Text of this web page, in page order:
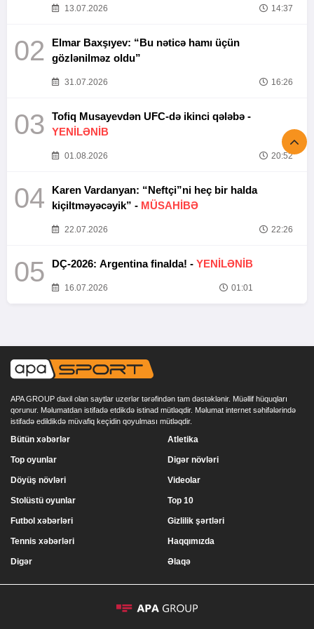
13.07.2026 14:37
02
Elmar Baxşıyev: “Bu nəticə hamı üçün
gözlənilməz oldu”
31.07.2026 16:26
03
Tofiq Musayevdən UFC-də ikinci qələbə -
YENİLƏNİB
01.08.2026 20:52
04
Karen Vardanyan: “Neftçi”ni heç bir halda
kiçiltməyəcəyik” - MÜSAHİBƏ
22.07.2026 22:26
05 DÇ-2026: Argentina finalda! - YENİLƏNİB
16.07.2026 01:01
APA GROUP daxil olan saytlar uzerlər tərəfindən tam dəstəklənir. Müəllif hüquqları
qorunur. Məlumatdan istifadə etdikdə istinad mütləqdir. Məlumat internet səhifələrində
istifadə edildikdə müvafiq keçidin qoyulması mütləqdir.
Bütün xəbərlər
Top oyunlar
Döyüş növləri
Stolüstü oyunlar
Atletika
Digər növləri
Videolar
Top 10
Futbol xəbərləri
Tennis xəbərləri
Digər
Gizlilik şərtləri
Haqqımızda
Əlaqə